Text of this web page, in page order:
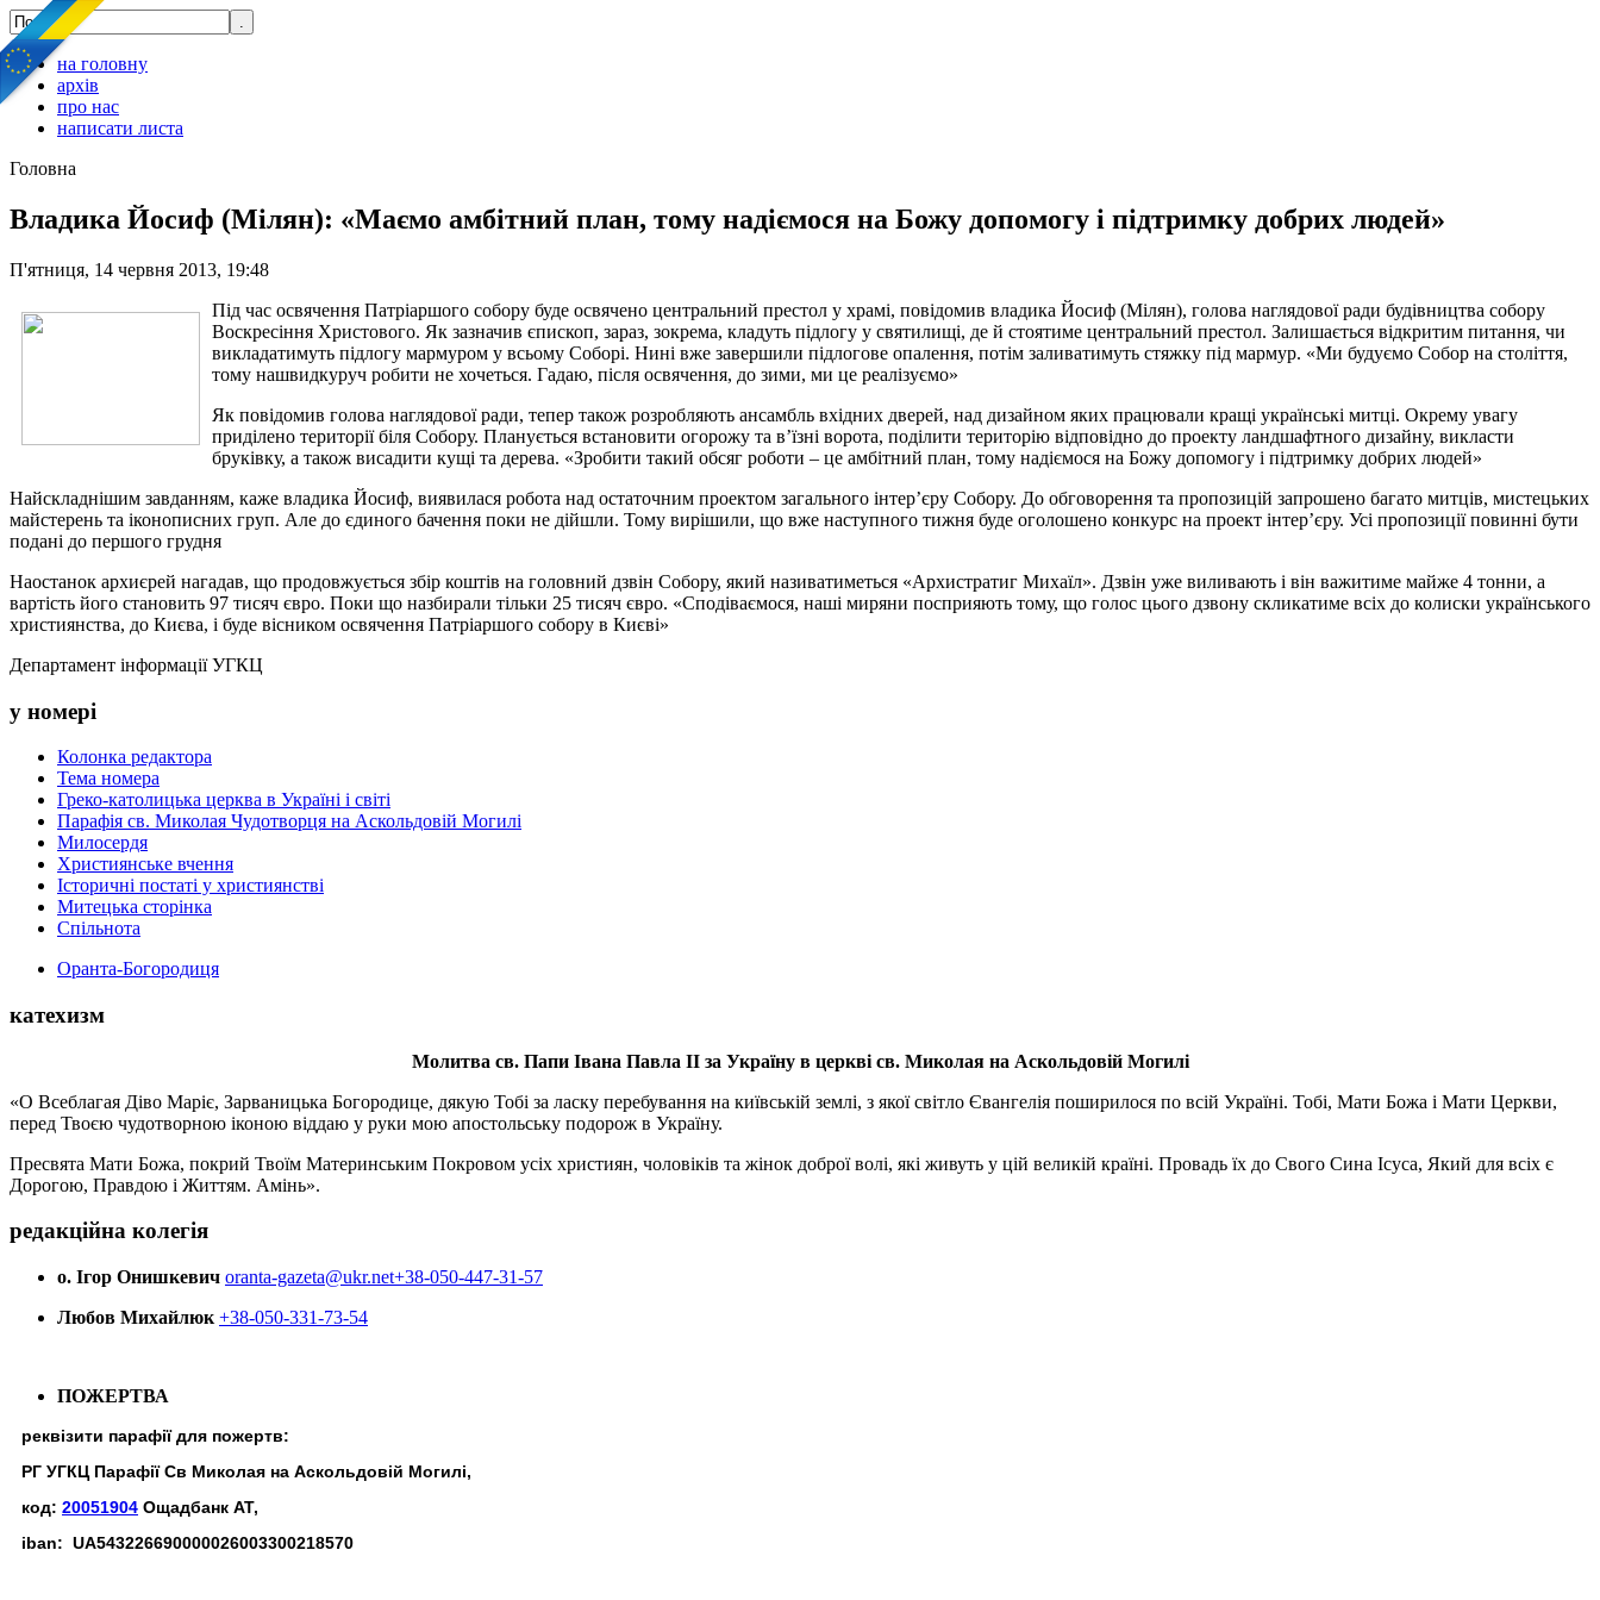
на головну
архів
про нас
написати листа
Головна
Владика Йосиф (Мілян): «Маємо амбітний план, тому надіємося на Божу допомогу і підтримку добрих людей»
П'ятниця, 14 червня 2013, 19:48
Під час освячення Патріаршого собору буде освячено центральний престол у храмі, повідомив владика Йосиф (Мілян), голова наглядової ради будівництва собору
Воскресіння Христового. Як зазначив єпископ, зараз, зокрема, кладуть підлогу у святилищі, де й стоятиме центральний престол. Залишається відкритим питання, чи
викладатимуть підлогу мармуром у всьому Соборі. Нині вже завершили підлогове опалення, потім заливатимуть стяжку під мармур. «Ми будуємо Собор на століття,
тому нашвидкуруч робити не хочеться. Гадаю, після освячення, до зими, ми це реалізуємо»
Як повідомив голова наглядової ради, тепер також розробляють ансамбль вхідних дверей, над дизайном яких працювали кращі українські митці. Окрему увагу
приділено території біля Собору. Планується встановити огорожу та в’їзні ворота, поділити територію відповідно до проекту ландшафтного дизайну, викласти
бруківку, а також висадити кущі та дерева. «Зробити такий обсяг роботи – це амбітний план, тому надіємося на Божу допомогу і підтримку добрих людей»
Найскладнішим завданням, каже владика Йосиф, виявилася робота над остаточним проектом загального інтер’єру Собору. До обговорення та пропозицій запрошено багато митців, мистецьких
майстерень та іконописних груп. Але до єдиного бачення поки не дійшли. Тому вирішили, що вже наступного тижня буде оголошено конкурс на проект інтер’єру. Усі пропозиції повинні бути
подані до першого грудня
Наостанок архиєрей нагадав, що продовжується збір коштів на головний дзвін Собору, який називатиметься «Архистратиг Михаїл». Дзвін уже виливають і він важитиме майже 4 тонни, а
вартість його становить 97 тисяч євро. Поки що назбирали тільки 25 тисяч євро. «Сподіваємося, наші миряни посприяють тому, що голос цього дзвону скликатиме всіх до колиски українського
християнства, до Києва, і буде вісником освячення Патріаршого собору в Києві»
Департамент інформації УГКЦ
у номері
Колонка редактора
Тема номера
Греко-католицька церква в Україні і світі
Парафія св. Миколая Чудотворця на Аскольдовій Могилі
Милосердя
Християнське вчення
Історичні постаті у християнстві
Митецька сторінка
Спільнота
Оранта-Богородиця
катехизм
Молитва св. Папи Івана Павла ІІ за Україну в церкві св. Миколая на Аскольдовій Могилі
«О Всеблагая Діво Маріє, Зарваницька Богородице, дякую Тобі за ласку перебування на київській землі, з якої світло Євангелія поширилося по всій Україні. Тобі, Мати Божа і Мати Церкви,
перед Твоєю чудотворною іконою віддаю у руки мою апостольську подорож в Україну.
Пресвята Мати Божа, покрий Твоїм Материнським Покровом усіх християн, чоловіків та жінок доброї волі, які живуть у цій великій країні. Провадь їх до Свого Сина Ісуса, Який для всіх є
Дорогою, Правдою і Життям. Амінь».
редакційна колегія
о. Ігор Онишкевич oranta-gazeta@ukr.net+38-050-447-31-57
Любов Михайлюк +38-050-331-73-54
ПОЖЕРТВА
реквізити парафії для пожертв:
РГ УГКЦ Парафії Св Миколая на Аскольдовій Могилі,
код: 20051904 Ощадбанк АТ,
iban: UA543226690000026003300218570